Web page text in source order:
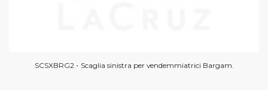
SCSXBRG2 - Scaglia sinistra per vendemmiatrici Bargam.